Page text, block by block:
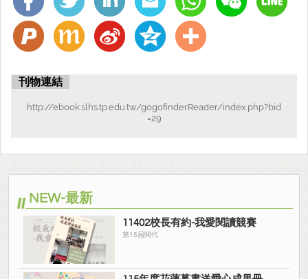
刊物連結
http://ebook.slhs.tp.edu.tw/gogofinderReader/index.php?bid
=29
NEW-最新
11402校長有約-我愛閱讀競賽
第15屆閱代